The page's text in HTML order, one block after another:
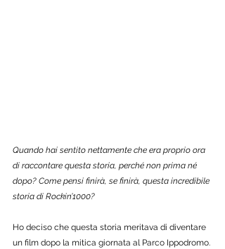
Quando hai sentito nettamente che era proprio ora
di raccontare questa storia, perché non prima né
dopo? Come pensi finirà, se finirà, questa incredibile
storia di Rockin’1000?
Ho deciso che questa storia meritava di diventare
un film dopo la mitica giornata al Parco Ippodromo.